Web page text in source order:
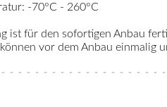
-70°C - 260°C
ist für den sofortigen Anbau
vor dem Anbau einmalig